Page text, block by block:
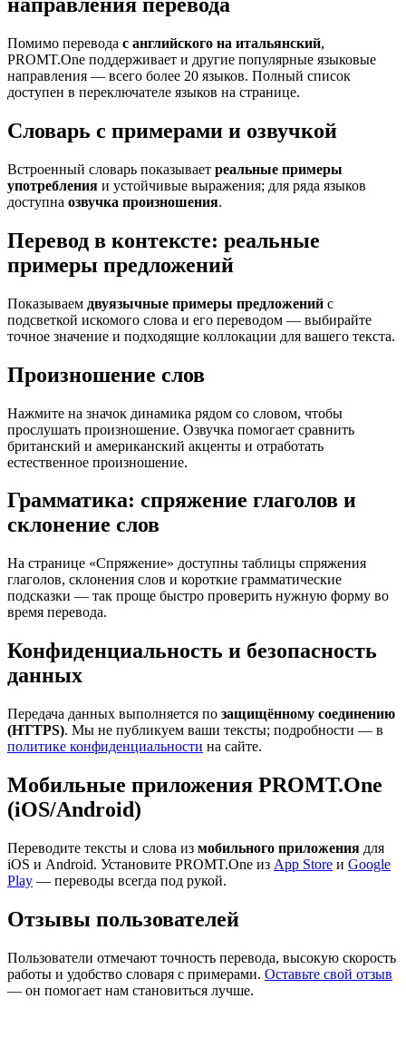
Помимо перевода с английского на итальянский,
PROMT.One поддерживает и другие популярные языковые
направления — всего более 20 языков. Полный список
доступен в переключателе языков на странице.
Словарь с примерами и озвучкой
Встроенный словарь показывает реальные примеры
употребления и устойчивые выражения; для ряда языков
доступна озвучка произношения.
Перевод в контексте: реальные
примеры предложений
Показываем двуязычные примеры предложений с
подсветкой искомого слова и его переводом — выбирайте
точное значение и подходящие коллокации для вашего текста.
Произношение слов
Нажмите на значок динамика рядом со словом, чтобы
прослушать произношение. Озвучка помогает сравнить
британский и американский акценты и отработать
естественное произношение.
Грамматика: спряжение глаголов и
склонение слов
На странице «Спряжение» доступны таблицы спряжения
глаголов, склонения слов и короткие грамматические
подсказки — так проще быстро проверить нужную форму во
время перевода.
Конфиденциальность и безопасность
данных
Передача данных выполняется по защищённому соединению
(HTTPS). Мы не публикуем ваши тексты; подробности — в
политике конфиденциальности на сайте.
Мобильные приложения PROMT.One
(iOS/Android)
Переводите тексты и слова из мобильного приложения для
iOS и Android. Установите PROMT.One из App Store и Google
Play — переводы всегда под рукой.
Отзывы пользователей
Пользователи отмечают точность перевода, высокую скорость
работы и удобство словаря с примерами. Оставьте свой отзыв
— он помогает нам становиться лучше.